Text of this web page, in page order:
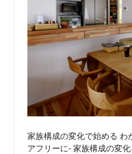
家族構成の変化で始める
アフリーに- 家族構成の変